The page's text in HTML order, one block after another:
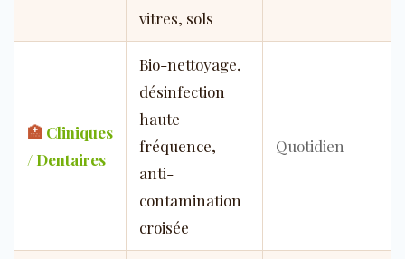
vitres, sols
🏥 Cliniques
/ Dentaires
Bio-nettoyage,
désinfection
haute
fréquence,
anti-
contamination
croisée
Quotidien